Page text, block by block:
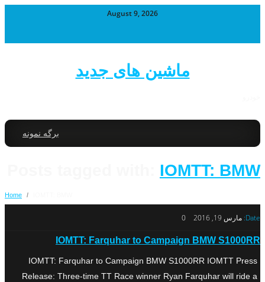
August 9, 2026
ماشین های جدید
برگه نمونه
IOMTT: BMW
Home /
Date: مارس 19, 2016 0
IOMTT: Farquhar to Campaign BMW S1000RR
IOMTT: Farquhar to Campaign BMW S1000RR IOMTT Press
Release: Three-time TT Race winner Ryan Farquhar will ride a